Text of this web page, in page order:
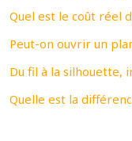
Quel est le coût réel
Peut-on ouvrir un
Du fil à la silhouette,
Quelle est la